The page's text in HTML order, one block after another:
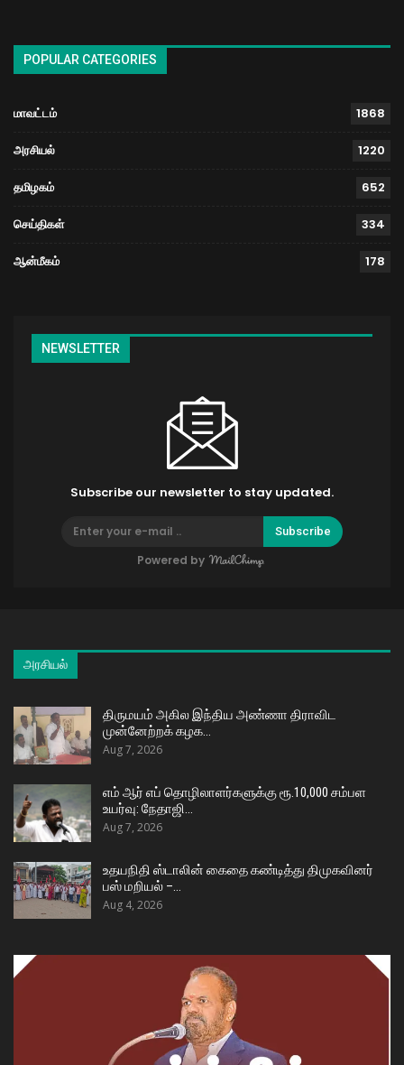
POPULAR CATEGORIES
மாவட்டம் 1868
அரசியல் 1220
தமிழகம் 652
செய்திகள் 334
ஆன்மீகம் 178
NEWSLETTER
Subscribe our newsletter to stay updated.
Subscribe
Powered by
அரசியல்
திருமயம் அகில இந்திய அண்ணா திராவிட
முன்னேற்றக் கழக…
Aug 7, 2026
எம் ஆர் எப் தொழிலாளர்களுக்கு ரூ.10,000 சம்பள
உயர்வு: நேதாஜி…
Aug 7, 2026
உதயநிதி ஸ்டாலின் கைதை கண்டித்து திமுகவினர்
பஸ் மறியல் –…
Aug 4, 2026